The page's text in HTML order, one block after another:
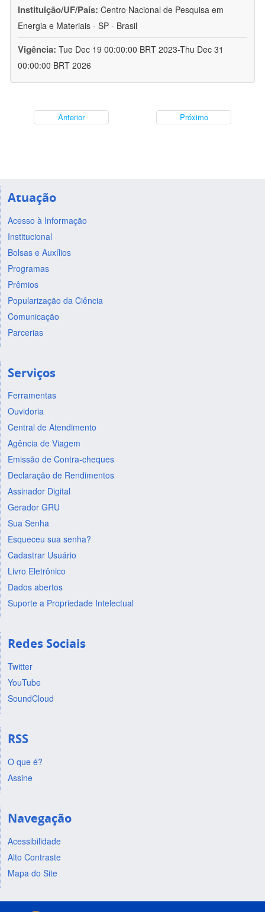
Instituição/UF/País: Centro Nacional de Pesquisa em
Energia e Materiais - SP - Brasil
Vigência: Tue Dec 19 00:00:00 BRT 2023-Thu Dec 31
00:00:00 BRT 2026
Anterior Próximo
Atuação
Acesso à Informação
Institucional
Bolsas e Auxílios
Programas
Prêmios
Popularização da Ciência
Comunicação
Parcerias
Serviços
Ferramentas
Ouvidoria
Central de Atendimento
Agência de Viagem
Emissão de Contra-cheques
Declaração de Rendimentos
Assinador Digital
Gerador GRU
Sua Senha
Esqueceu sua senha?
Cadastrar Usuário
Livro Eletrônico
Dados abertos
Suporte a Propriedade Intelectual
Redes Sociais
Twitter
YouTube
SoundCloud
RSS
O que é?
Assine
Navegação
Acessibilidade
Alto Contraste
Mapa do Site